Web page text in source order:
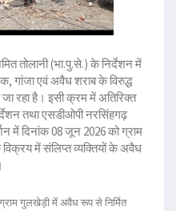
तोलानी (भा.पु.से.) के निर्देशन में
गांजा एवं अवैध शराब के विरुद्ध
जा रहा है। इसी क्रम में अतिरिक्त
तथा एसडीओपी नरसिंहगढ़
में दिनांक 08 जून 2026 को ग्राम
में संलिप्त व्यक्तियों के अवैध
ग्राम गुलखेड़ी में अवैध रूप से निर्मित